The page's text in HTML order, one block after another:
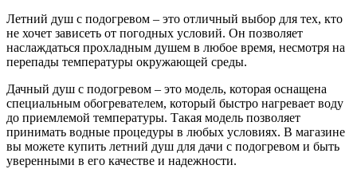
Летний душ с подогревом – это отличный выбор для тех, кто
не хочет зависеть от погодных условий. Он позволяет
наслаждаться прохладным душем в любое время, несмотря на
перепады температуры окружающей среды.
Дачный душ с подогревом – это модель, которая оснащена
специальным обогревателем, который быстро нагревает воду
до приемлемой температуры. Такая модель позволяет
принимать водные процедуры в любых условиях. В магазине
вы можете купить летний душ для дачи с подогревом и быть
уверенными в его качестве и надежности.